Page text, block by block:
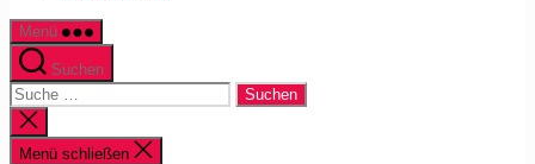
Menü
Suchen
Suche
nach:
Suche
schließen
Menü schließen